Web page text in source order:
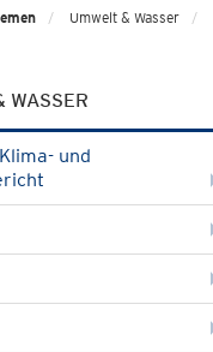
Umwelt & Wasser
WASSER
und